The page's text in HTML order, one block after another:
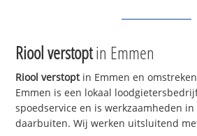
Riool verstoptin Emmen
Riool verstoptin Emmen en
Emmen is een lokaal
spoedservice en is werkzaamheden
daarbuiten. Wij werken uitsluitend